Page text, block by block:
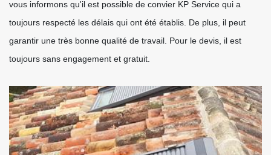
vous informons qu'il est possible de convier KP Service qui a
toujours respecté les délais qui ont été établis. De plus, il peut
garantir une très bonne qualité de travail. Pour le devis, il est
toujours sans engagement et gratuit.